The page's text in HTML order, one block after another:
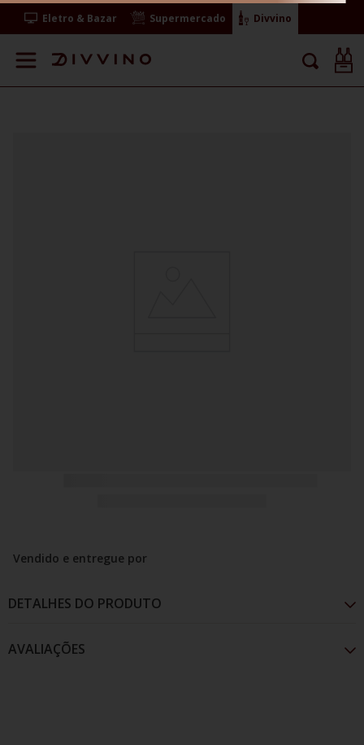
Eletro & Bazar Supermercado Divvino
Vendido e entregue por
DETALHES DO PRODUTO
AVALIAÇÕES